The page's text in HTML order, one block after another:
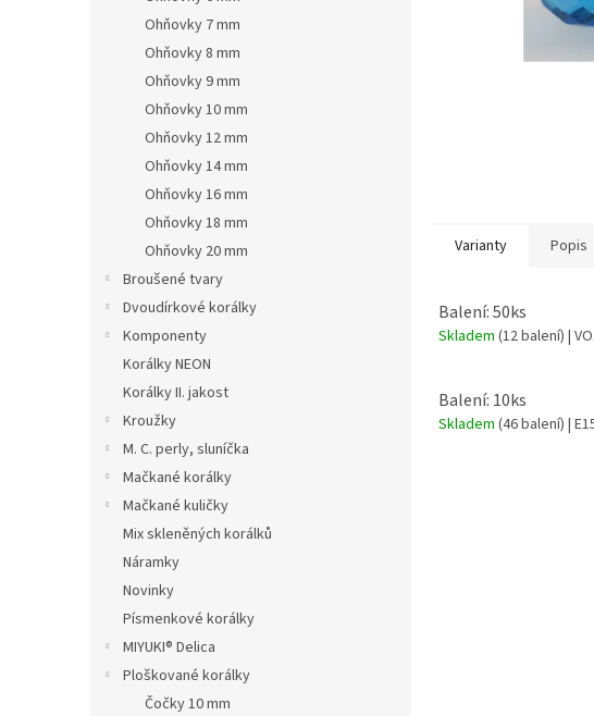
Ohňovky 7 mm
Ohňovky 8 mm
Ohňovky 9 mm
Ohňovky 10 mm
Ohňovky 12 mm
Ohňovky 14 mm
Ohňovky 16 mm
Ohňovky 18 mm
Ohňovky 20 mm
Broušené tvary
Dvoudírkové korálky
Komponenty
Korálky NEON
Korálky II. jakost
Kroužky
M. C. perly, sluníčka
Mačkané korálky
Mačkané kuličky
Mix skleněných korálků
Náramky
Novinky
Písmenkové korálky
MIYUKI® Delica
Ploškované korálky
Čočky 10 mm
Varianty Popis
Balení: 50ks
Skladem (12 balení) |
Balení: 10ks
Skladem (46 balení) |